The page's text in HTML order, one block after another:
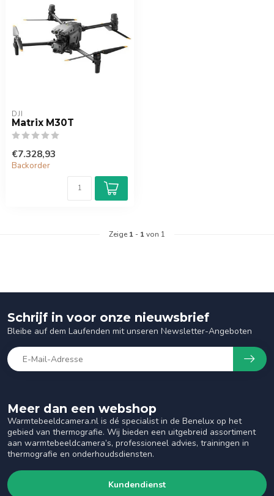
DJI
Matrix M30T
€7.328,93
Backorder
Zeige 1 - 1von 1
Meer dan een webshop
Warmtebeeldcamera.nl is dé specialist in de Benelux op het
gebied van thermografie. Wij bieden een uitgebreid assortiment
aan warmtebeeldcamera’s, professioneel advies, trainingen in
thermografie en onderhoudsdiensten.
Kundendienst
Schrijf in voor onze nieuwsbrief
Bleibe auf dem Laufenden mit unseren Newsletter-Angeboten